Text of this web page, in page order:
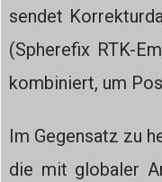
sendet
(Spherefix RTK-
kombiniert, um
Im Gegensatz zu
die mit globaler